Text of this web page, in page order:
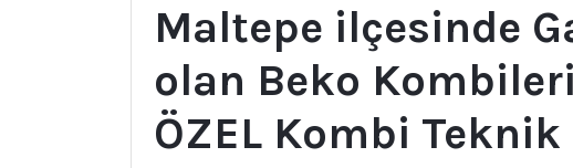
Maltepe ilçesinde
olan Beko
ÖZEL Kombi